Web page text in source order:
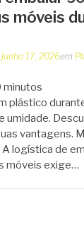
móveis
junho 17, 2026em
minutos
plástico
umidade.
vantagens.
logística de
móveis exige…